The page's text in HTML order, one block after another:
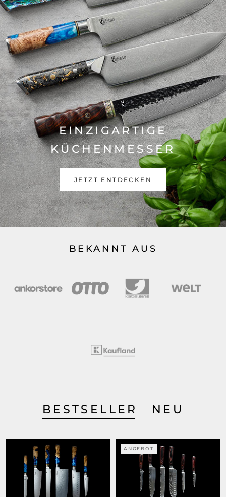
EINZIGARTIGE
KÜCHENMESSER
JETZT ENTDECKEN
BEKANNT AUS
BESTSELLER NEU
ANGEBOT